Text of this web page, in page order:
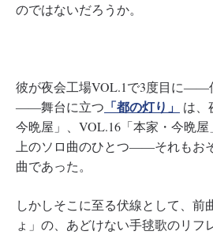
のではないだろうか。
彼が夜会工場VOL.1で3度目に――
――舞台に立つ 「都の灯り」
は、
今晩屋」、VOL.16「本家・今晩
上のソロ曲のひとつ――それもお
曲であった。
しかしそこに至る伏線として、前
ょ」の、あどけない手毬歌のリフ